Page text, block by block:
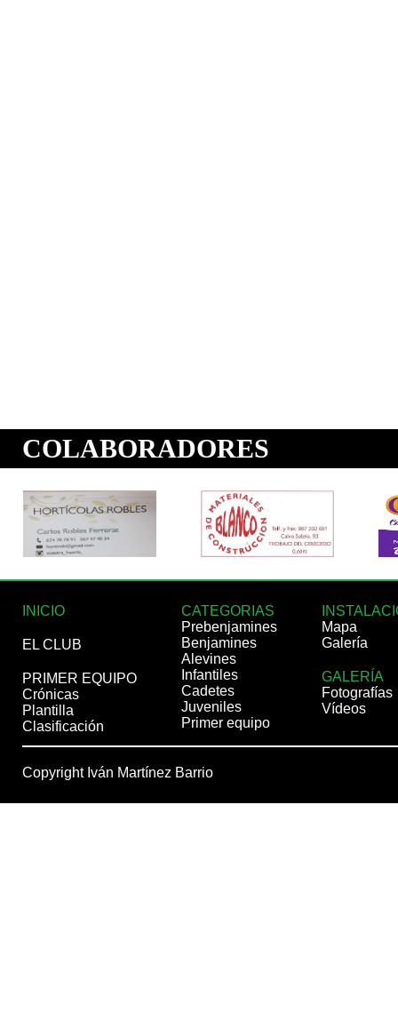
INICIO
EL CLUB
PRIMER EQUIPO
Crónicas
Plantilla
Clasificación
CATEGORIAS
Prebenjamines
Benjamines
Alevines
Infantiles
Cadetes
Juveniles
Primer equipo
Mapa
Galería
GALERÍA
Fotografías
Vídeos
Copyright Iván Martínez Barrio